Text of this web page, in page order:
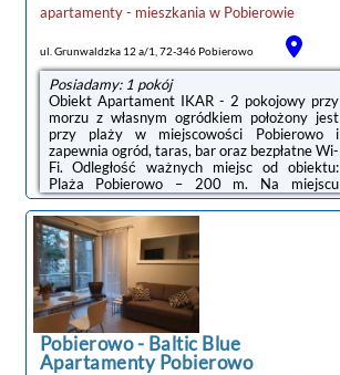
apartamenty - mieszkania w Pobierowie
ul. Grunwaldzka 12 a/1, 72-346 Pobierowo
Posiadamy: 1 pokój
Obiekt Apartament IKAR - 2 pokojowy przy
morzu z własnym ogródkiem położony jest
przy plaży w miejscowości Pobierowo i
zapewnia ogród, taras, bar oraz bezpłatne Wi-
Fi. Odległość ważnych miejsc od obiektu:
Plaża Pobierowo – 200 m. Na miejscu
zapewniono balkon oraz bezpłatny prywatny
parking.Oferta apartamentu obejmuje
sypialnię (1), salon, kuchnię z pełnym
wyposażeniem, w tym zmywarką i
czajnikiem, a także łazienkę (1) z prysznicem
oraz suszarką do włosów. W apartamencie
zapewniono ręczniki i pościel.W okolicy
panują doskonałe warunki do uprawiania
trekkingu.Odległość ...
Pobierowo- Baltic Blue
Apartamenty Pobierowo